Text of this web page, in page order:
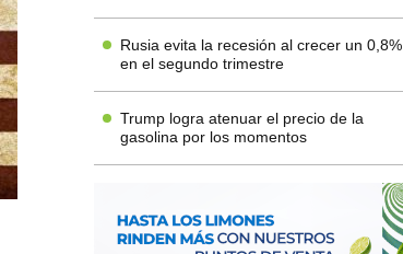
Rusia evita la recesión al crecer un 0,8%
en el segundo trimestre
Trump logra atenuar el precio de la
gasolina por los momentos